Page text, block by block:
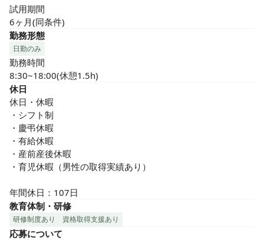
試用期間
6ヶ月(同条件)
勤務形態
日勤のみ
勤務時間
8:30~18:00(休憩1.5h)
休日
休日・休暇
・シフト制
・慶弔休暇
・有給休暇
・産前産後休暇
・育児休暇（男性の取得実績あり）
年間休日：107日
教育体制・研修
研修制度あり 資格取得支援あり
応募について